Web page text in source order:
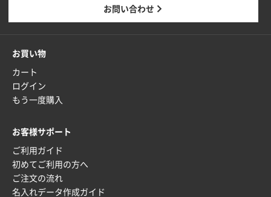
足している。
熊本県S社様
ぺんてる ビクーニャフィール
印刷範囲が広かったから、取扱商品
新潟県R社様
ワンポイントポリ袋 A4サイズ
2026年01月16日 10:53
お問い合わせ
お買い物
カート
ログイン
もう一度購入
お客様サポート
ご利用ガイド
初めてご利用の方へ
ご注文の流れ
名入れデータ作成ガイド